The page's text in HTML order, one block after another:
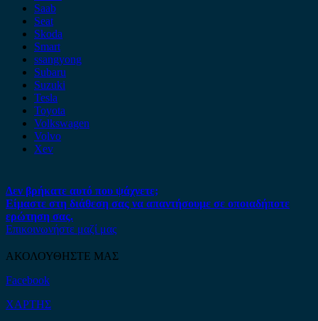
Saab
Seat
Skoda
Smart
ssangyong
Subaru
Suzuki
Tesla
Toyota
Volkswagen
Volvo
Xev
Δεν βρήκατε αυτό που ψάχνετε;
Είμαστε στη διάθεση σας να απαντήσουμε σε οποιαδήποτε
ερώτηση σας.
Επικοινωνήστε μαζί μας
ΑΚΟΛΟΥΘΗΣΤΕ ΜΑΣ
Facebook
ΧΑΡΤΗΣ